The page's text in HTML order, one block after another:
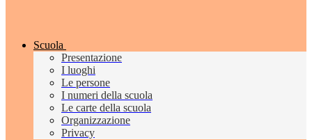
Scuola
Presentazione
I luoghi
Le persone
I numeri della scuola
Le carte della scuola
Organizzazione
Privacy